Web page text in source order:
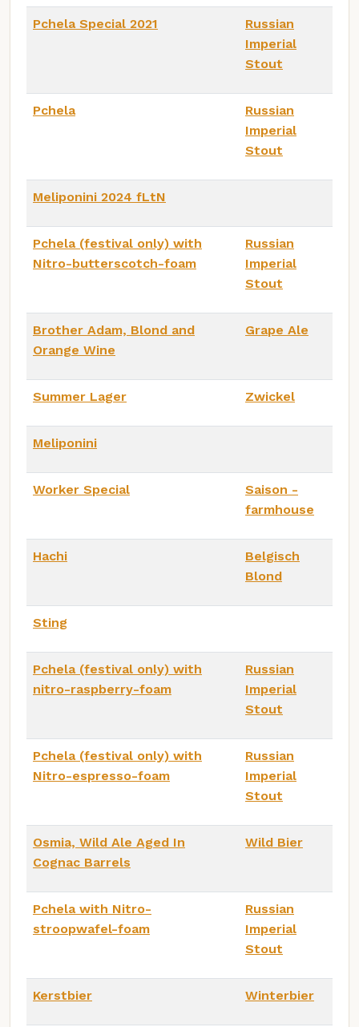
Pchela Special 2021
Russian
Imperial
Stout
Pchela
Russian
Imperial
Stout
Meliponini 2024 fLtN
Pchela (festival only) with
Nitro-butterscotch-foam
Russian
Imperial
Stout
Brother Adam, Blond and
Orange Wine
Grape Ale
Summer Lager Zwickel
Meliponini
Worker Special
Saison -
farmhouse
Hachi
Belgisch
Blond
Sting
Pchela (festival only) with
nitro-raspberry-foam
Russian
Imperial
Stout
Pchela (festival only) with
Nitro-espresso-foam
Russian
Imperial
Stout
Osmia, Wild Ale Aged In
Cognac Barrels
Wild Bier
Pchela with Nitro-
stroopwafel-foam
Russian
Imperial
Stout
Kerstbier Winterbier